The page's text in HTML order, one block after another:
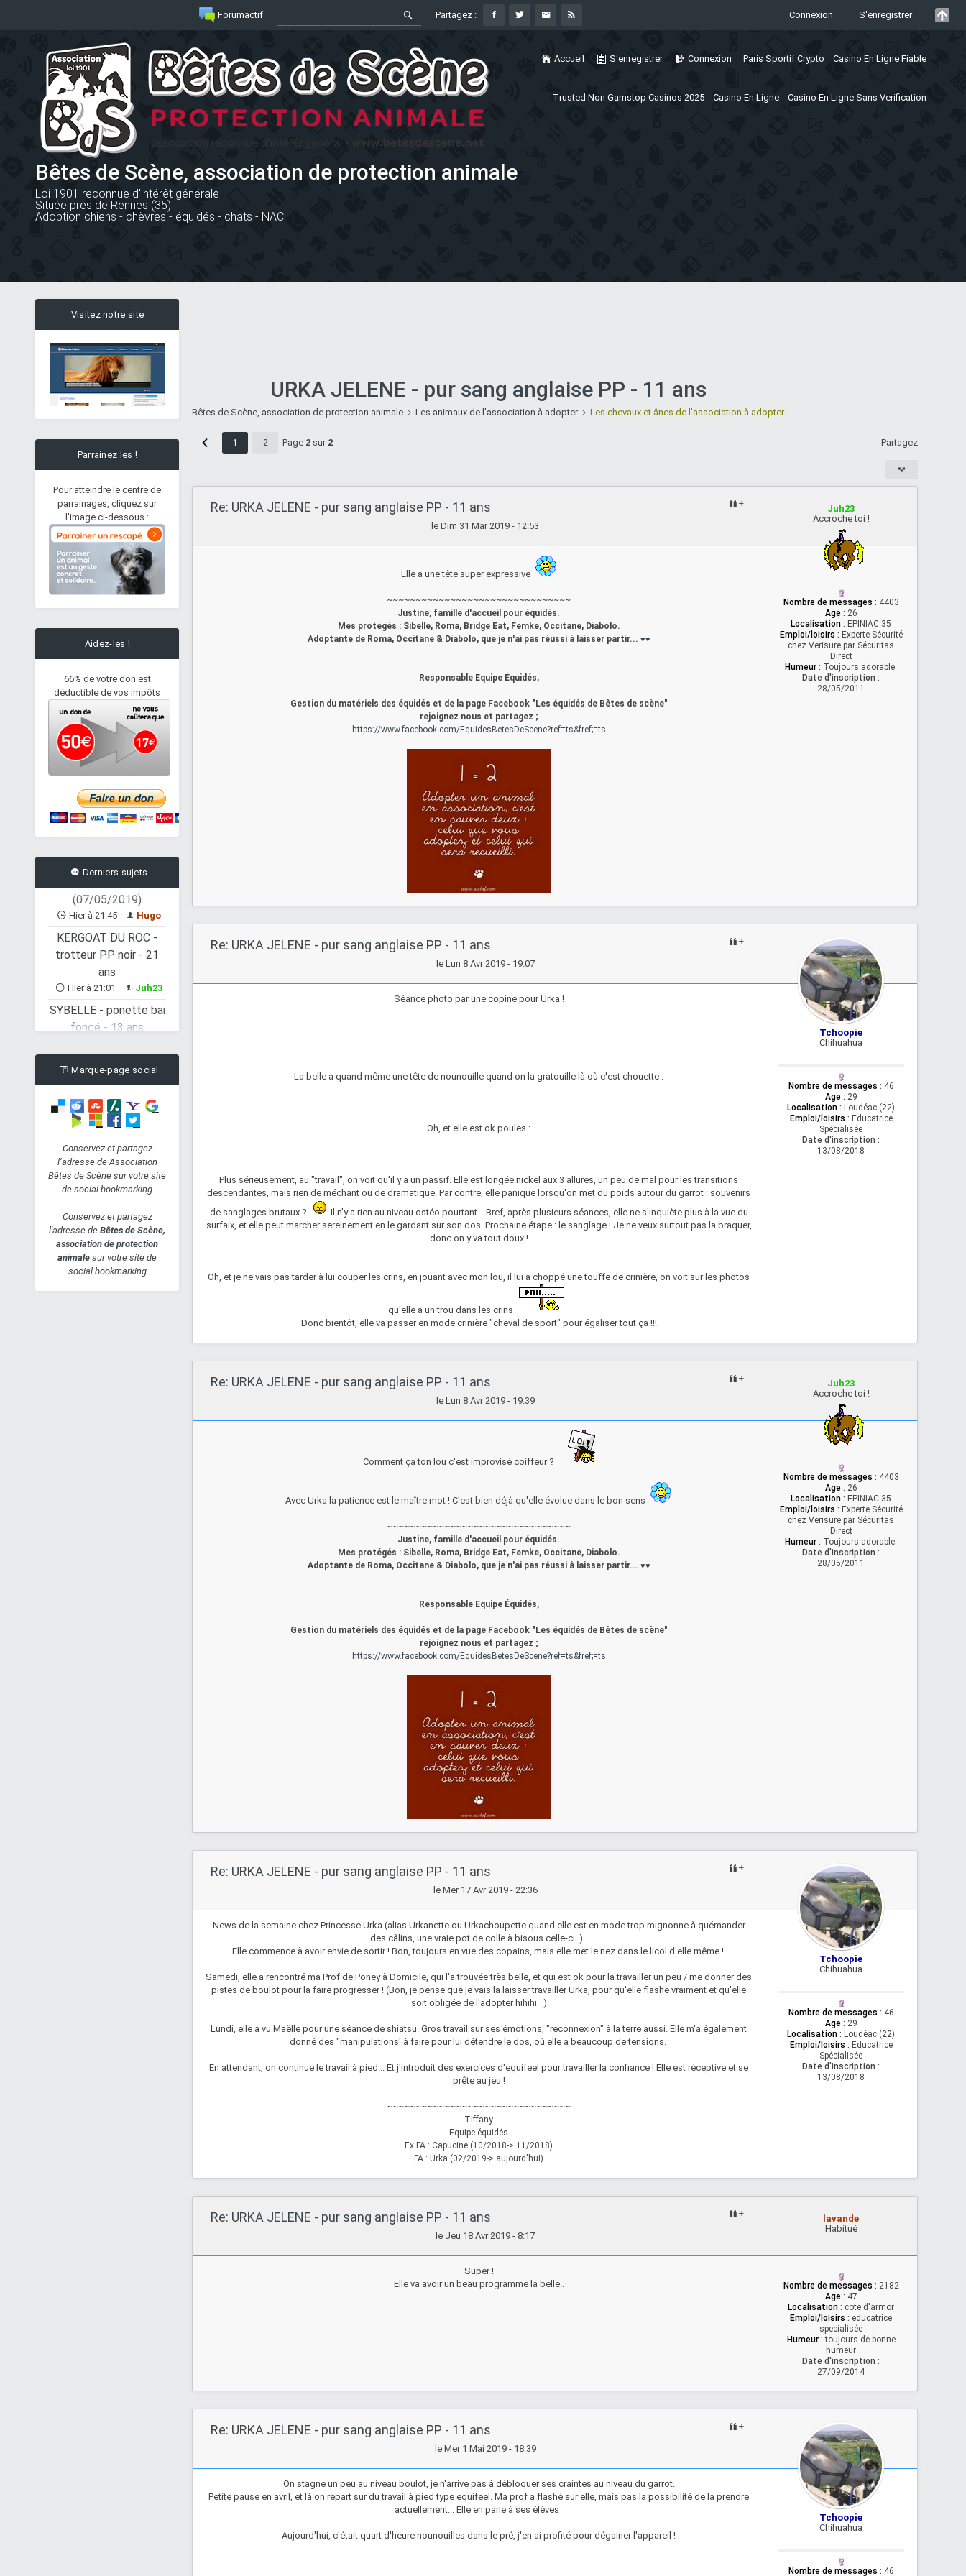
Connexion S'enregistrer
Forumactif Partagez :
Accueil S'enregistrer Connexion Paris Sportif Crypto Casino En Ligne Fiable
Trusted Non Gamstop Casinos 2025 Casino En Ligne Casino En Ligne Sans Verification
Bêtes de Scène, association de protection animale
Loi 1901 reconnue d'intérêt générale
Située près de Rennes (35)
Adoption chiens - chèvres - équidés - chats - NAC
Visitez notre site
Parrainez les !
Pour atteindre le centre de
parrainages, cliquez sur
l'image ci-dessous :
Aidez-les !
66% de votre don est
déductible de vos impôts
Derniers sujets
Pom'Pot, Femelle
Européen
(07/05/2019)
Hier à 22:01 Hugo
Européen
(07/05/2019)
Hier à 21:45 Hugo
KERGOAT DU ROC -
trotteur PP noir - 21
ans
SYBELLE - ponette bai
foncé - 13 ans
Hier à 7:08
(30/10/2013)
Lou_awhou
Perle, Femelle x
Européen
(01/06/2019)
Lun 8 Juil 2019 - 19:27
Lou_awhou
Pépite, Femelle x
Européen
(01/06/2019)
Lun 8 Juil 2019 - 18:29
Lou_awhou
Marque-page social
Conservez et partagez
l’adresse deAssociation
Bêtes de Scène sur votre site
de social bookmarking
Conservez et partagez
l'adresse deBêtes de Scène,
association de protection
animalesur votre site de
social bookmarking
URKA JELENE - pur sang anglaise PP - 11 ans
Bêtes de Scène, association de protection animale Les animaux de l'association à adopter Les chevaux et ânes de l'association à adopter
Page 2 sur 2
1 2 Partagez
Juh23
Accroche toi !
Nombre de messages : 4403
Age : 26
Localisation : EPINIAC 35
Emploi/loisirs : Experte Sécurité
chez Verisure par Sécuritas
Direct
Humeur : Toujours adorable.
Date d'inscription :
28/05/2011
Re: URKA JELENE - pur sang anglaise PP - 11 ans
le Dim 31 Mar 2019 - 12:53
Elle a une tête super expressive
~~~~~~~~~~~~~~~~~~~~~~~~~~~~~~~~
Justine, famille d'accueil pour équidés.
Mes protégés : Sibelle, Roma, Bridge Eat, Femke, Occitane, Diabolo.
Adoptante de Roma, Occitane & Diabolo, que je n'ai pas réussi à laisser partir... ♥♥
Responsable Equipe Équidés,
Gestion du matériels des équidés et de la page Facebook "Les équidés de Bêtes de scène"
rejoignez nous et partagez ;
https://www.facebook.com/EquidesBetesDeScene?ref=ts&fref;=ts
Tchoopie
Chihuahua
Nombre de messages : 46
Age : 29
Localisation : Loudéac (22)
Emploi/loisirs : Educatrice
Spécialisée
Date d'inscription :
13/08/2018
Re: URKA JELENE - pur sang anglaise PP - 11 ans
le Lun 8 Avr 2019 - 19:07
Séance photo par une copine pour Urka !
La belle a quand même une tête de nounouille quand on la gratouille là où c'est chouette :
Oh, et elle est ok poules :
Plus sérieusement, au "travail", on voit qu'il y a un passif. Elle est longée nickel aux 3 allures, un peu de mal pour les transitions
descendantes, mais rien de méchant ou de dramatique. Par contre, elle panique lorsqu'on met du poids autour du garrot : souvenirs
de sanglages brutaux ?
Il n'y a rien au niveau ostéo pourtant... Bref, après plusieurs séances, elle ne s'inquiète plus à la vue du
surfaix, et elle peut marcher sereinement en le gardant sur son dos. Prochaine étape : le sanglage ! Je ne veux surtout pas la braquer,
donc on y va tout doux !
Oh, et je ne vais pas tarder à lui couper les crins, en jouant avec mon lou, il lui a choppé une touffe de crinière, on voit sur les photos
qu'elle a un trou dans les crins
Donc bientôt, elle va passer en mode crinière "cheval de sport" pour égaliser tout ça !!!
Juh23
Accroche toi !
Nombre de messages : 4403
Age : 26
Localisation : EPINIAC 35
Emploi/loisirs : Experte Sécurité
chez Verisure par Sécuritas
Direct
Humeur : Toujours adorable.
Date d'inscription :
28/05/2011
Re: URKA JELENE - pur sang anglaise PP - 11 ans
le Lun 8 Avr 2019 - 19:39
Comment ça ton lou c'est improvisé coiffeur ?
Avec Urka la patience est le maître mot ! C'est bien déjà qu'elle évolue dans le bon sens
~~~~~~~~~~~~~~~~~~~~~~~~~~~~~~~~
Justine, famille d'accueil pour équidés.
Mes protégés : Sibelle, Roma, Bridge Eat, Femke, Occitane, Diabolo.
Adoptante de Roma, Occitane & Diabolo, que je n'ai pas réussi à laisser partir... ♥♥
Responsable Equipe Équidés,
Gestion du matériels des équidés et de la page Facebook "Les équidés de Bêtes de scène"
rejoignez nous et partagez ;
https://www.facebook.com/EquidesBetesDeScene?ref=ts&fref;=ts
Tchoopie
Chihuahua
Nombre de messages : 46
Age : 29
Localisation : Loudéac (22)
Emploi/loisirs : Educatrice
Spécialisée
Date d'inscription :
13/08/2018
Re: URKA JELENE - pur sang anglaise PP - 11 ans
le Mer 17 Avr 2019 - 22:36
News de la semaine chez Princesse Urka (alias Urkanette ou Urkachoupette quand elle est en mode trop mignonne à quémander
des câlins, une vraie pot de colle à bisous celle-ci ).
Elle commence à avoir envie de sortir ! Bon, toujours en vue des copains, mais elle met le nez dans le licol d'elle même !
Samedi, elle a rencontré ma Prof de Poney à Domicile, qui l'a trouvée très belle, et qui est ok pour la travailler un peu / me donner des
pistes de boulot pour la faire progresser ! (Bon, je pense que je vais la laisser travailler Urka, pour qu'elle flashe vraiment et qu'elle
soit obligée de l'adopter hihihi )
Lundi, elle a vu Maëlle pour une séance de shiatsu. Gros travail sur ses émotions, "reconnexion" à la terre aussi. Elle m'a également
donné des "manipulations' à faire pour lui détendre le dos, où elle a beaucoup de tensions.
En attendant, on continue le travail à pied... Et j'introduit des exercices d'equifeel pour travailler la confiance ! Elle est réceptive et se
prête au jeu !
~~~~~~~~~~~~~~~~~~~~~~~~~~~~~~~~
Tiffany
Equipe équidés
Ex FA : Capucine (10/2018-> 11/2018)
FA : Urka (02/2019-> aujourd'hui)
lavande
Habitué
Nombre de messages : 2182
Age : 47
Localisation : cote d'armor
Emploi/loisirs : educatrice
specialisée
Humeur:toujours de bonne
humeur
Date d'inscription :
27/09/2014
Re: URKA JELENE - pur sang anglaise PP - 11 ans
le Jeu 18 Avr 2019 - 8:17
Super !
Elle va avoir un beau programme la belle..
Tchoopie
Chihuahua
Nombre de messages : 46
Re: URKA JELENE - pur sang anglaise PP - 11 ans
le Mer 1 Mai 2019 - 18:39
On stagne un peu au niveau boulot, je n'arrive pas à débloquer ses craintes au niveau du garrot.
Petite pause en avril, et là on repart sur du travail à pied type equifeel. Ma prof a flashé sur elle, mais pas la possibilité de la prendre
actuellement... Elle en parle à ses élèves
Aujourd'hui, c'était quart d'heure nounouilles dans le pré, j'en ai profité pour dégainer l'appareil !